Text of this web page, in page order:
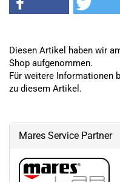
Diesen Artikel haben wir
Shop aufgenommen.
Für weitere Informationen
zu diesem Artikel.
Mares Service Partner